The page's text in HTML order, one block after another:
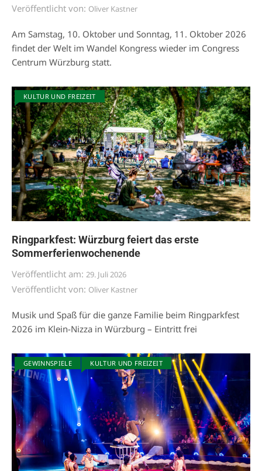
Veröffentlicht von: Oliver Kastner
Am Samstag, 10. Oktober und Sonntag, 11. Oktober 2026
findet der Welt im Wandel Kongress wieder im Congress
Centrum Würzburg statt.
KULTUR UND FREIZEIT
Ringparkfest: Würzburg feiert das erste
Sommerferienwochenende
Veröffentlicht am: 29. Juli 2026
Veröffentlicht von: Oliver Kastner
Musik und Spaß für die ganze Familie beim Ringparkfest
2026 im Klein-Nizza in Würzburg – Eintritt frei
GEWINNSPIELE KULTUR UND FREIZEIT